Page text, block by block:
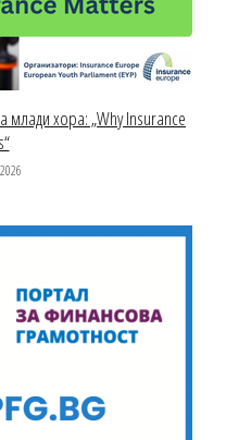
млади хора: „Why Insurance